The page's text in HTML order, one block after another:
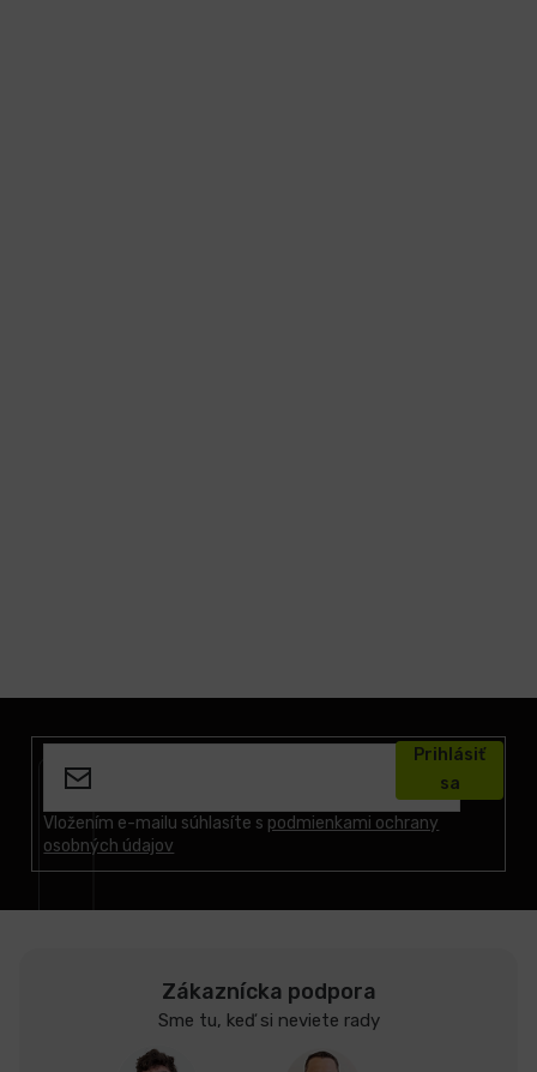
Vložením e-mailu súhlasíte s podmienkami ochrany
osobných údajov
Prihlásiť
sa
Zákaznícka podpora
Sme tu, keď si neviete rady